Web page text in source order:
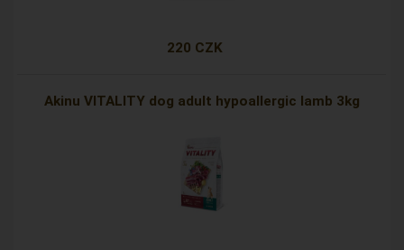
220 CZK
Akinu VITALITY dog adult hypoallergic lamb 3kg